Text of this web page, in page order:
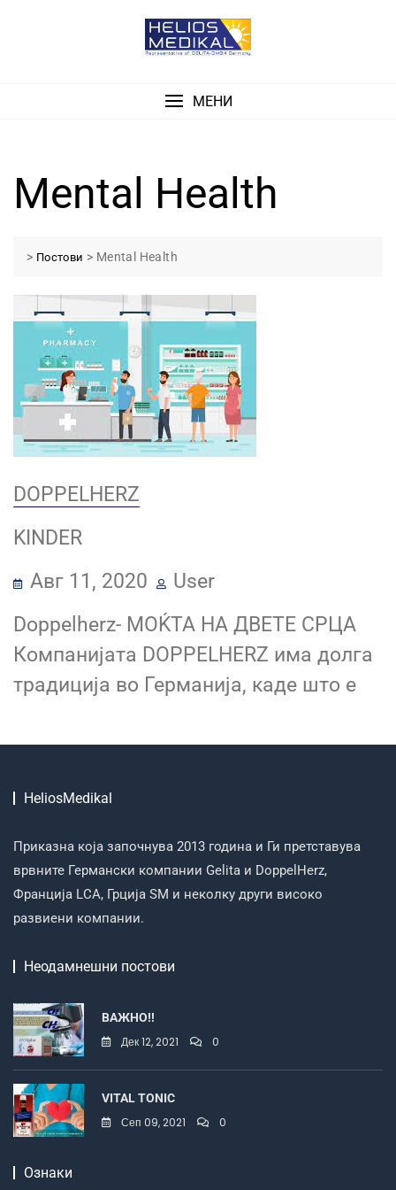
МЕНИ
Mental Health
> Постови > Mental Health
DOPPELHERZ
KINDER
Авг 11, 2020
User
Doppelherz- МОЌТА НА ДВЕТЕ СРЦА
Компанијата DOPPELHERZ има долга
традиција во Германија, каде што е
HeliosMedikal
Приказна која започнува 2013 година и Ги претставува
врвните Германски компании Gelita и DoppelHerz,
Франција LCA, Грција SM и неколку други високо
развиени компании.
Неодамнешни постови
ВАЖНО!!
Дек 12, 2021 0
VITAL TONIC
Сеп 09, 2021 0
Ознаки